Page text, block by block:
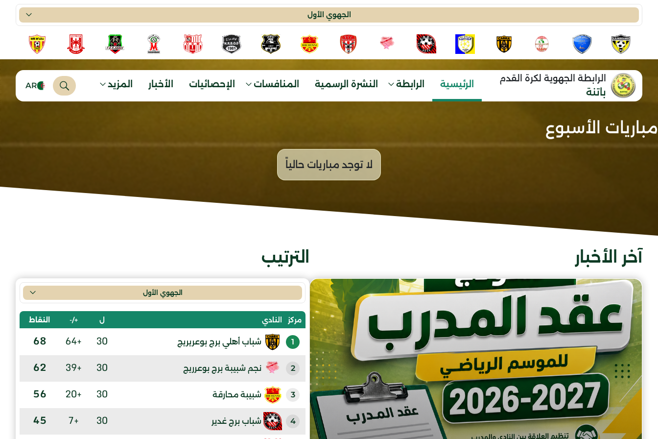
الجهوي الأول
الرابطة الجهوية لكرة القدم
باتنة
الرئيسية الرابطة النشرة الرسمية المنافسات الإحصائيات الأخبار المزيد AR
مباريات الأسبوع
آخر الأخبار الترتيب
الجهوي الأول
مركز النادي ل +/- النقاط
1 شباب أهلي برج بوعريريج 30
+64
68
2 نجم شبيبة برج بوعرريج 30
+39
62
3 شبيبة محارقة 30
+20
56
4 شباب برج غدير 30
+7
45